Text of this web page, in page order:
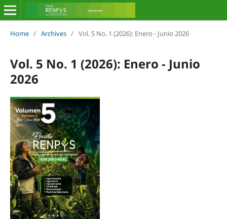
Home / Archives / Vol. 5 No. 1 (2026): Enero - Junio 2026
Vol. 5 No. 1 (2026): Enero - Junio
2026